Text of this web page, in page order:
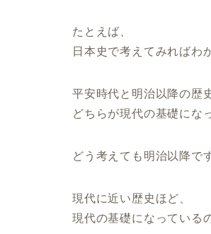
たとえば、
日本史で考えてみればわ
平安時代と明治以降の歴
どちらが現代の基礎にな
どう考えても明治以降で
現代に近い歴史ほど、
現代の基礎になっている